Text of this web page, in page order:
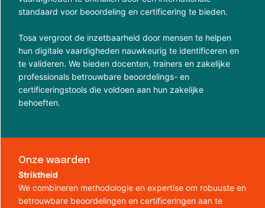
standaard voor beoordeling en certificering te bieden.
Tosa vergroot de inzetbaarheid door mensen te helpen
hun digitale vaardigheden nauwkeurig te identificeren en
te valideren. We bieden docenten, trainers en zakelijke
professionals betrouwbare beoordelings- en
certificeringstools die voldoen aan hun zakelijke
behoeften.
Onze waarden
Striktheid
We combineren methodologie en expertise om robuuste en
betrouwbare beoordelingen en certificeringen aan te